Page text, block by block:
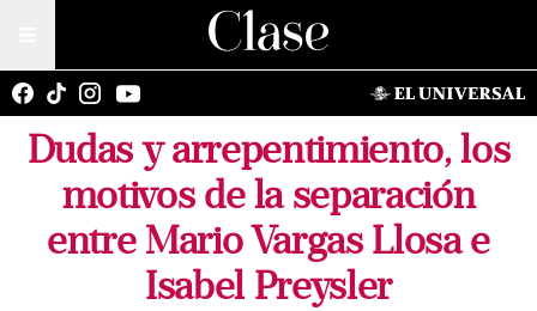
Dudas y arrepentimiento, los
motivos de la separación
entre Mario Vargas Llosa e
Isabel Preysler